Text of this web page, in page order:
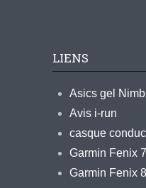
LIENS
Asics gel
Avis i-run
casque
Garmin Fenix 7
Garmin Fenix 8